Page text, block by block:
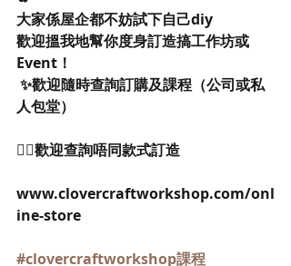
大家係屋企都不妨試下自己diy
歡迎搵我地幫你度身訂造搞工作坊或
Event！
人包堂）
👉🏻歡迎查詢唔同款式訂造
www.clovercraftworkshop.com/onl
ine-store
#clovercraftworkshop課程